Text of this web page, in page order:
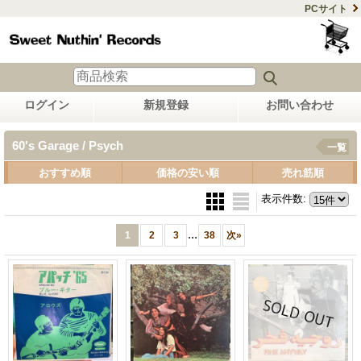
PCサイト
ログイン 新規登録 お問い合わせ
60's Garage / Psych 一覧
おすすめ順 価格の安い順 売れ筋順
表示件数:
1 2 3 ... 38 次»